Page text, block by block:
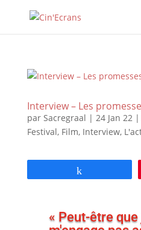
Interview – Les
par Sacregraal | 24 Jan 22|
Festival, Film, Interview,
« Peut-être que